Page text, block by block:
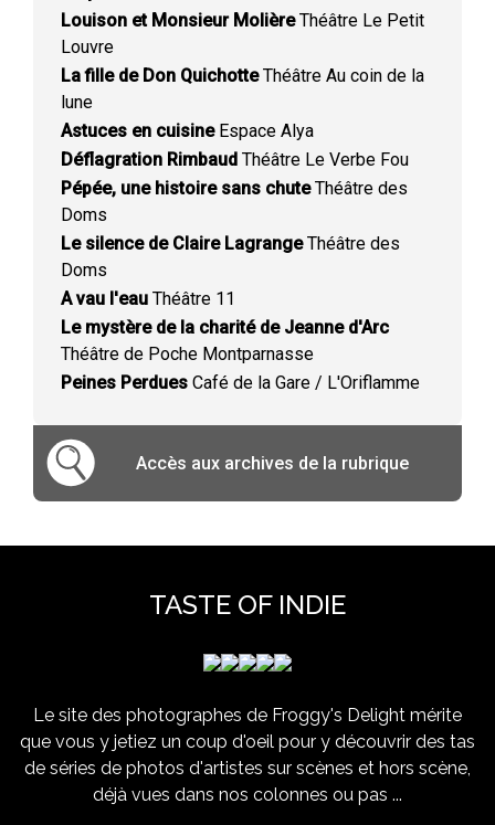
Louison et Monsieur MolièreThéâtre Le Petit
Louvre
La fille de Don QuichotteThéâtre Au coin de la
lune
Astuces en cuisineEspace Alya
Déflagration Rimbaud Théâtre Le Verbe Fou
Pépée, une histoire sans chuteThéâtre des
Doms
Le silence de Claire LagrangeThéâtre des
Doms
A vau l'eau Théâtre 11
Le mystère de la charité de Jeanne d'Arc
Théâtre de Poche Montparnasse
Peines Perdues Café de la Gare / L'Oriflamme
Accès aux archives de la rubrique
TASTE OF INDIE
Le site des photographes de Froggy's Delight mérite
que vous y jetiez un coup d'oeil pour y découvrir des tas
de séries de photos d'artistes sur scènes et hors scène,
déjà vues dans nos colonnes ou pas ...